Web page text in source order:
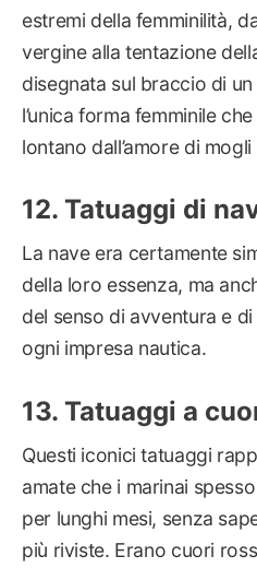
estremi della femminilità,
vergine alla tentazione
disegnata sul braccio di
l’unica forma femminile
lontano dall’amore di
Tatuaggi di
La nave era certamente
della loro essenza, ma
del senso di avventura e
ogni impresa nautica.
Tatuaggi a
Questi iconici tatuaggi
amate che i marinai
per lunghi mesi, senza
più riviste. Erano cuori